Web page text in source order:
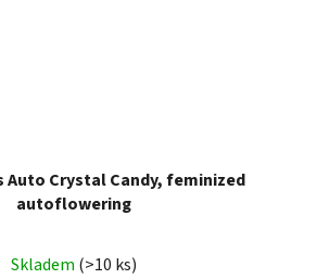
Auto Crystal Candy, feminized
autoflowering
Skladem (>10 ks)